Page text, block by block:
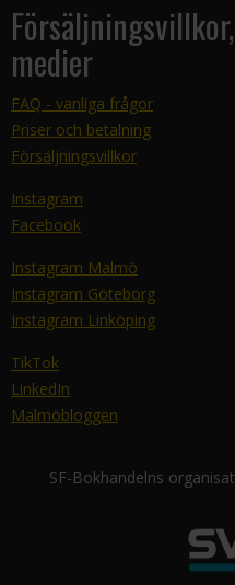
medier
FAQ - vanliga frågor
Priser och betalning
Försäljningsvillkor
Instagram
Facebook
Instagram Malmö
Instagram Göteborg
Instagram Linköping
TikTok
LinkedIn
Malmöbloggen
SF-Bokhandelns